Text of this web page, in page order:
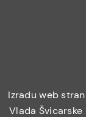
Izradu web
Vlada